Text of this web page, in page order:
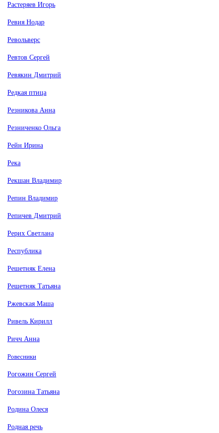
Растеряев Игорь
Ревия Нодар
Револьверс
Ревтов Сергей
Ревякин Дмитрий
Редкая птица
Резникова Анна
Резниченко Ольга
Рейн Ирина
Река
Рекшан Владимир
Репин Владимир
Репичев Дмитрий
Рерих Светлана
Республика
Решетняк Елена
Решетняк Татьяна
Ржевская Маша
Ривель Кирилл
Ричч Анна
Ровесники
Рогожин Сергей
Рогозина Татьяна
Родина Олеся
Родная речь